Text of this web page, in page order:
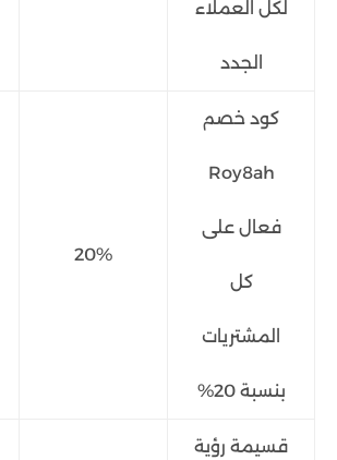
لكل العملاء
الجدد
كود خصم
Roy8ah
فعال على
كل
المشتريات
بنسبة 20%
20%
قسيمة رؤية